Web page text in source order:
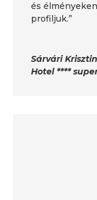
és
profiljuk.”
Sárvári
Hotel ****